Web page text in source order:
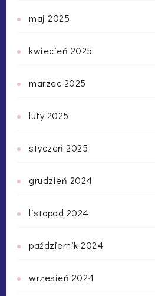
maj 2025
kwiecień 2025
marzec 2025
luty 2025
styczeń 2025
grudzień 2024
listopad 2024
październik 2024
wrzesień 2024